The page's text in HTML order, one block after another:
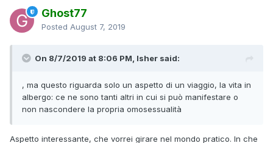
Ghost77
Posted August 7, 2019
On 8/7/2019 at 8:06 PM, Isher said:
, ma questo riguarda solo un aspetto di un viaggio, la vita in
albergo: ce ne sono tanti altri in cui si può manifestare o
non nascondere la propria omosessualità
Aspetto interessante, che vorrei girare nel mondo pratico. In che